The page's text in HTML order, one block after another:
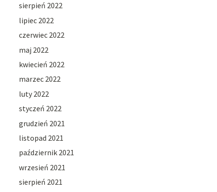
sierpień 2022
lipiec 2022
czerwiec 2022
maj 2022
kwiecień 2022
marzec 2022
luty 2022
styczeń 2022
grudzień 2021
listopad 2021
październik 2021
wrzesień 2021
sierpień 2021